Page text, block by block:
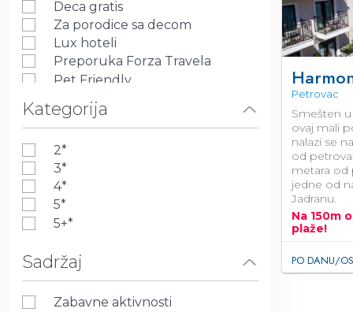
Deca gratis
Za porodice sa decom
Lux hoteli
Preporuka Forza Travela
Pet Friendly
Kategorija
2*
3*
4*
5*
5+*
Sadržaj
Zabavne aktivnosti
Petrovac
Smešten
ovaj mali
nalazi se
od
metara od
jedne od
Jadranu.
Na 150m
plaže!
PO DANU/